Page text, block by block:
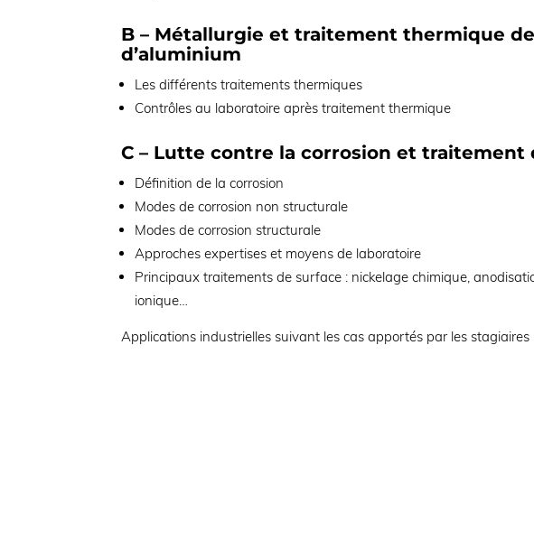
B – Métallurgie et traitement thermique
d’aluminium
Les différents traitements thermiques
Contrôles au laboratoire après traitement thermique
C – Lutte contre la corrosion et traitement
Définition de la corrosion
Modes de corrosion non structurale
Modes de corrosion structurale
Approches expertises et moyens de laboratoire
Principaux traitements de surface : nickelage chimique,
ionique…
Applications industrielles suivant les cas apportés par les stagiaires